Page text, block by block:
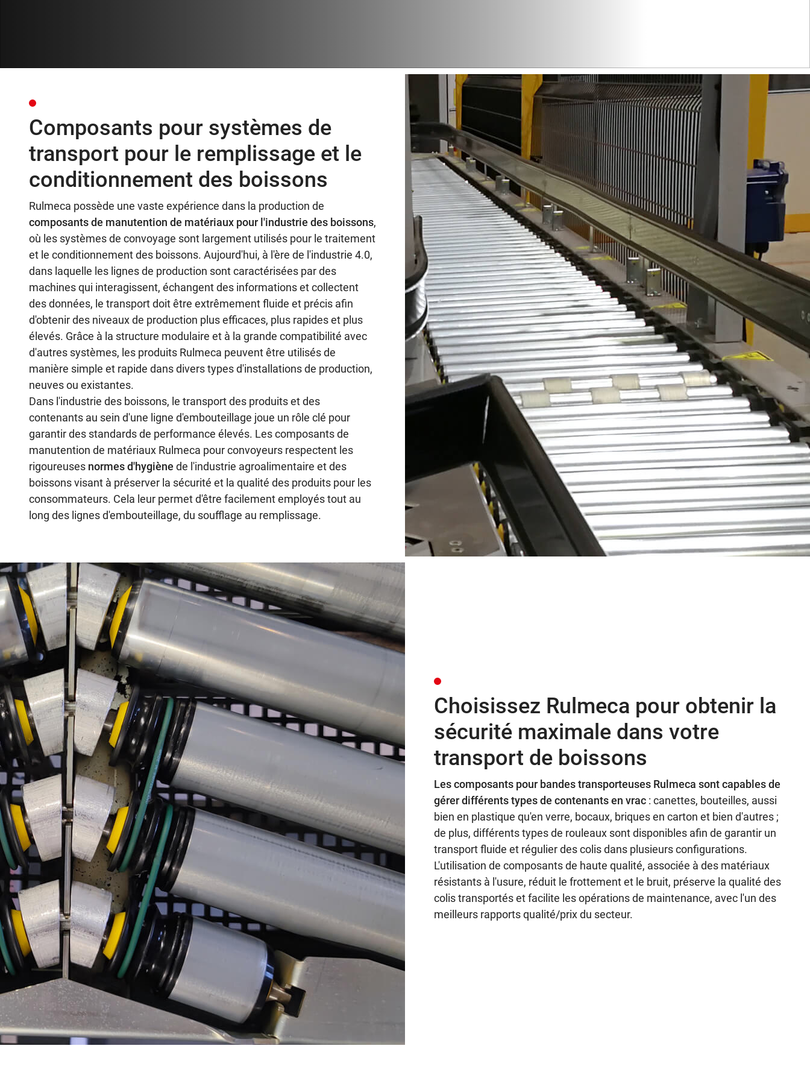
Composants pour systèmes de
transport pour le remplissage et le
conditionnement des boissons
Rulmeca possède une vaste expérience dans la production de
composants de manutention de matériaux pour l'industrie des boissons,
où les systèmes de convoyage sont largement utilisés pour le traitement
et le conditionnement des boissons. Aujourd'hui, à l'ère de l'industrie 4.0,
dans laquelle les lignes de production sont caractérisées par des
machines qui interagissent, échangent des informations et collectent
des données, le transport doit être extrêmement fluide et précis afin
d'obtenir des niveaux de production plus efficaces, plus rapides et plus
élevés. Grâce à la structure modulaire et à la grande compatibilité avec
d'autres systèmes, les produits Rulmeca peuvent être utilisés de
manière simple et rapide dans divers types d'installations de production,
neuves ou existantes.
Dans l'industrie des boissons, le transport des produits et des
contenants au sein d'une ligne d'embouteillage joue un rôle clé pour
garantir des standards de performance élevés. Les composants de
manutention de matériaux Rulmeca pour convoyeurs respectent les
rigoureuses normes d'hygiène de l'industrie agroalimentaire et des
boissons visant à préserver la sécurité et la qualité des produits pour les
consommateurs. Cela leur permet d'être facilement employés tout au
long des lignes d'embouteillage, du soufflage au remplissage.
Choisissez Rulmeca pour obtenir la
sécurité maximale dans votre
transport de boissons
Les composants pour bandes transporteuses Rulmeca sont capables de
gérer différents types de contenants en vrac : canettes, bouteilles, aussi
bien en plastique qu'en verre, bocaux, briques en carton et bien d'autres ;
de plus, différents types de rouleaux sont disponibles afin de garantir un
transport fluide et régulier des colis dans plusieurs configurations.
L'utilisation de composants de haute qualité, associée à des matériaux
résistants à l'usure, réduit le frottement et le bruit, préserve la qualité des
colis transportés et facilite les opérations de maintenance, avec l'un des
meilleurs rapports qualité/prix du secteur.